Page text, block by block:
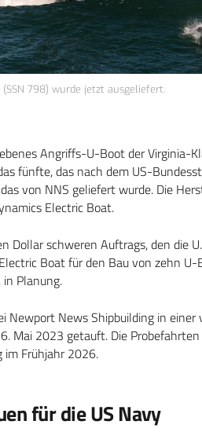
798) wurde jetzt ausgeliefert.
Angriffs-U-Boot der Virginia-
fünfte, das nach dem US-
von NNS geliefert wurde. Die
Electric Boat.
Dollar schweren Auftrags, den die
Boat für den Bau von zehn
Planung.
Newport News Shipbuilding in
Mai 2023 getauft. Die
Frühjahr 2026.
für die US Navy